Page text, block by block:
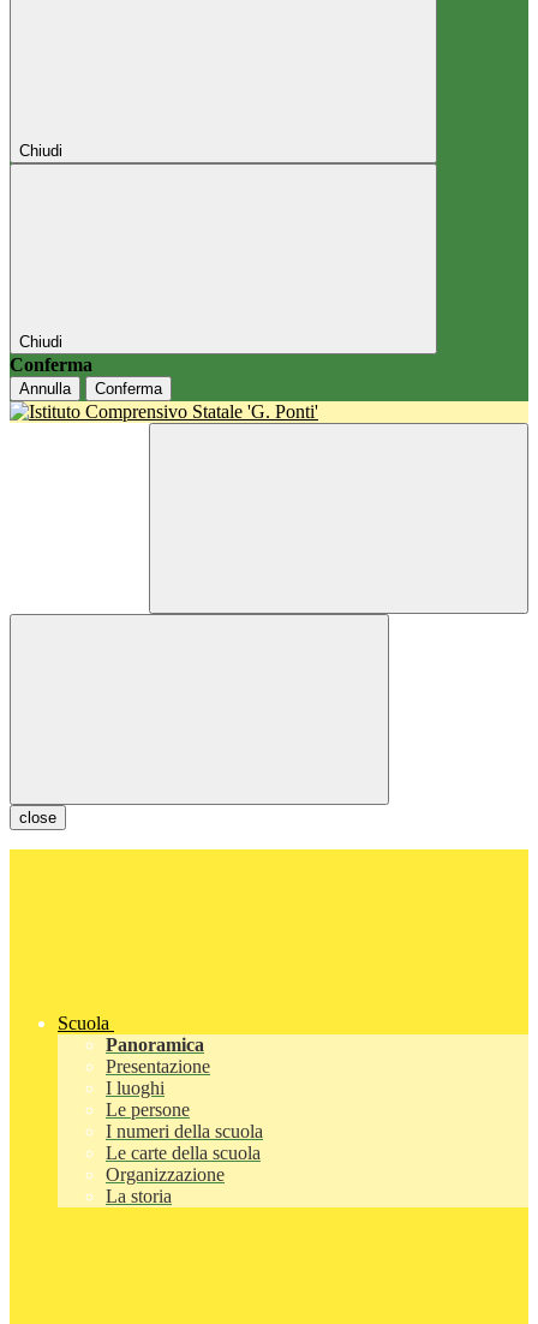
Chiudi
Chiudi
Conferma
Annulla Conferma
close
Scuola
Panoramica
Presentazione
I luoghi
Le persone
I numeri della scuola
Le carte della scuola
Organizzazione
La storia